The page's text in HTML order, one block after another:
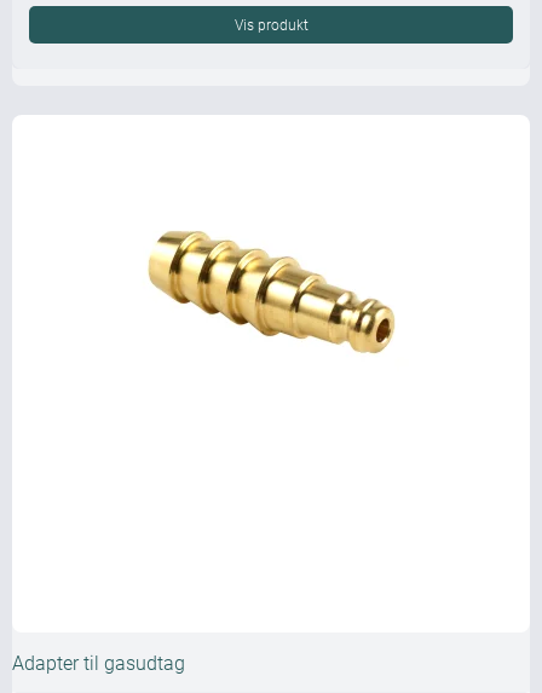
Vis produkt
Adapter til gasudtag